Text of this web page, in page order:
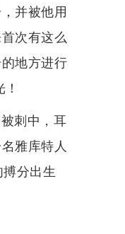
并被他用
次有这么
地方进行
刺中，耳
雅库特人
分出生